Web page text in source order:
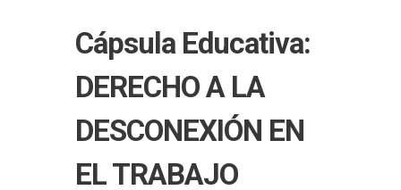
Cápsula Educativa:
DERECHO A LA
DESCONEXIÓN EN
EL TRABAJO